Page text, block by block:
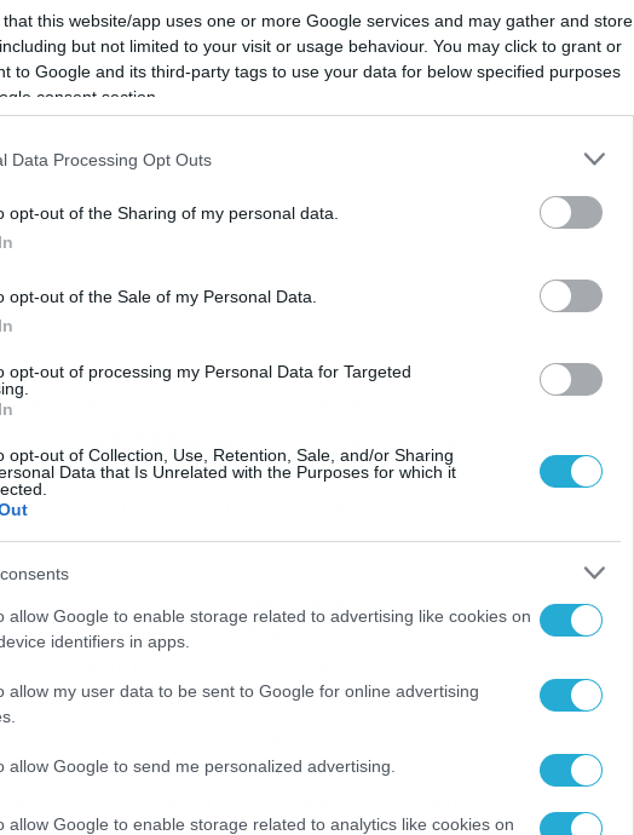
that this website/app uses one or more Google services and may gather and store
but not limited to your visit or usage behaviour. You may click to grant or
to Google and its third-party tags to use your data for below specified purposes
consent section.
Data Processing Opt Outs
opt-out of the Sharing of my personal data.
opt-out of the Sale of my Personal Data.
opt-out of processing my Personal Data for Targeted
opt-out of Collection, Use, Retention, Sale, and/or Sharing
Data that Is Unrelated with the Purposes for which it
allow Google to enable storage related to advertising like cookies on
identifiers in apps.
allow my user data to be sent to Google for online advertising
allow Google to send me personalized advertising.
allow Google to enable storage related to analytics like cookies on
στην εκπομπή «Πάμε Δανάη» για την
τον
ότι μάλλον ο τραγουδιστής τον
τον Γιώργο, με τον οποίο έχει
φίλος μου και δεν γνωριζόμαστε
μια φορά στη Σύρο το 2001 σε μια
σε κάποιο live του να τον
με έχει μπερδέψει με τον αδερφό
ο Γιώργος, έχει εταιρεία με ήχο και
Έχουν κάνει συναυλίες μαζί. Ο
είμαι εγώ, αλλά κάνει λάθος», δήλωσε